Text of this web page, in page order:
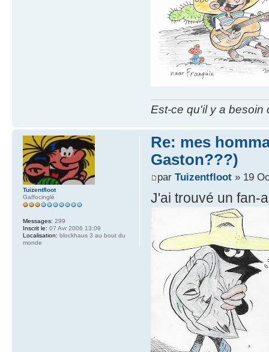
Est-ce qu'il y a besoin
Re: mes
Gaston???)
par Tuizentfloot» 19
J'ai trouvé un fan-
Tuizentfloot
Gaffocinglé
Messages: 299
Inscrit le: 07 Avr 2006 13:09
Localisation: blockhaus 3 au bout du
monde